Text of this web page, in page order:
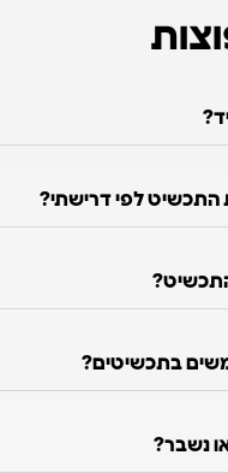
לפי דרישתי?
בתכשיטים?
נשבר?